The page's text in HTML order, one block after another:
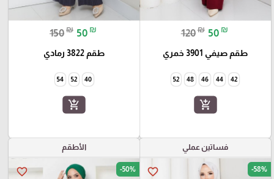
120₪ 50 ₪
طقم صيفي 3901 خمري
42
44
46
48
52
add_shopping_cart
150₪ 50 ₪
طقم 3822 رمادي
40
52
54
add_shopping_cart
فساتين عملي
favorite_border -58%
الأطقم
favorite_border -50%